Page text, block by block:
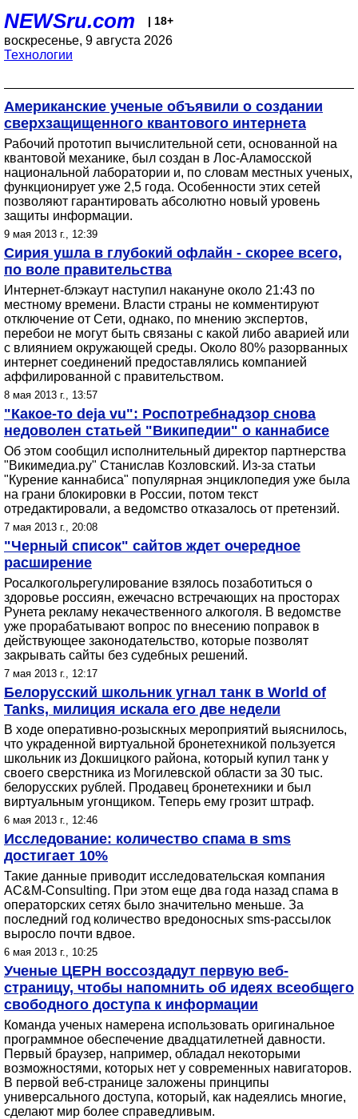
NEWSru.com | 18+
воскресенье, 9 августа 2026
Технологии
Американские ученые объявили о создании
сверхзащищенного квантового интернета
Рабочий прототип вычислительной сети, основанной на
квантовой механике, был создан в Лос-Аламосской
национальной лаборатории и, по словам местных ученых,
функционирует уже 2,5 года. Особенности этих сетей
позволяют гарантировать абсолютно новый уровень
защиты информации.
9 мая 2013 г., 12:39
Сирия ушла в глубокий офлайн - скорее всего,
по воле правительства
Интернет-блэкаут наступил накануне около 21:43 по
местному времени. Власти страны не комментируют
отключение от Сети, однако, по мнению экспертов,
перебои не могут быть связаны с какой либо аварией или
с влиянием окружающей среды. Около 80% разорванных
интернет соединений предоставлялись компанией
аффилированной с правительством.
8 мая 2013 г., 13:57
"Какое-то deja vu": Роспотребнадзор снова
недоволен статьей "Википедии" о каннабисе
Об этом сообщил исполнительный директор партнерства
"Викимедиа.ру" Станислав Козловский. Из-за статьи
"Курение каннабиса" популярная энциклопедия уже была
на грани блокировки в России, потом текст
отредактировали, а ведомство отказалось от претензий.
7 мая 2013 г., 20:08
"Черный список" сайтов ждет очередное
расширение
Росалкогольрегулирование взялось позаботиться о
здоровье россиян, ежечасно встречающих на просторах
Рунета рекламу некачественного алкоголя. В ведомстве
уже прорабатывают вопрос по внесению поправок в
действующее законодательство, которые позволят
закрывать сайты без судебных решений.
7 мая 2013 г., 12:17
Белорусский школьник угнал танк в World of
Tanks, милиция искала его две недели
В ходе оперативно-розыскных мероприятий выяснилось,
что украденной виртуальной бронетехникой пользуется
школьник из Докшицкого района, который купил танк у
своего сверстника из Могилевской области за 30 тыс.
белорусских рублей. Продавец бронетехники и был
виртуальным угонщиком. Теперь ему грозит штраф.
6 мая 2013 г., 12:46
Исследование: количество спама в sms
достигает 10%
Такие данные приводит исследовательская компания
AC&M-Consulting. При этом еще два года назад спама в
операторских сетях было значительно меньше. За
последний год количество вредоносных sms-рассылок
выросло почти вдвое.
6 мая 2013 г., 10:25
Ученые ЦЕРН воссоздадут первую веб-
страницу, чтобы напомнить об идеях всеобщего
свободного доступа к информации
Команда ученых намерена использовать оригинальное
программное обеспечение двадцатилетней давности.
Первый браузер, например, обладал некоторыми
возможностями, которых нет у современных навигаторов.
В первой веб-странице заложены принципы
универсального доступа, который, как надеялись многие,
сделают мир более справедливым.